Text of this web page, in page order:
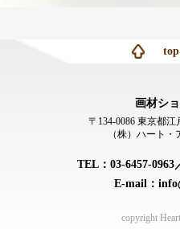
画材シ
〒134-0086 東京都江
（株）ハート
TEL：03-6457-0963
E-mail：
copyright